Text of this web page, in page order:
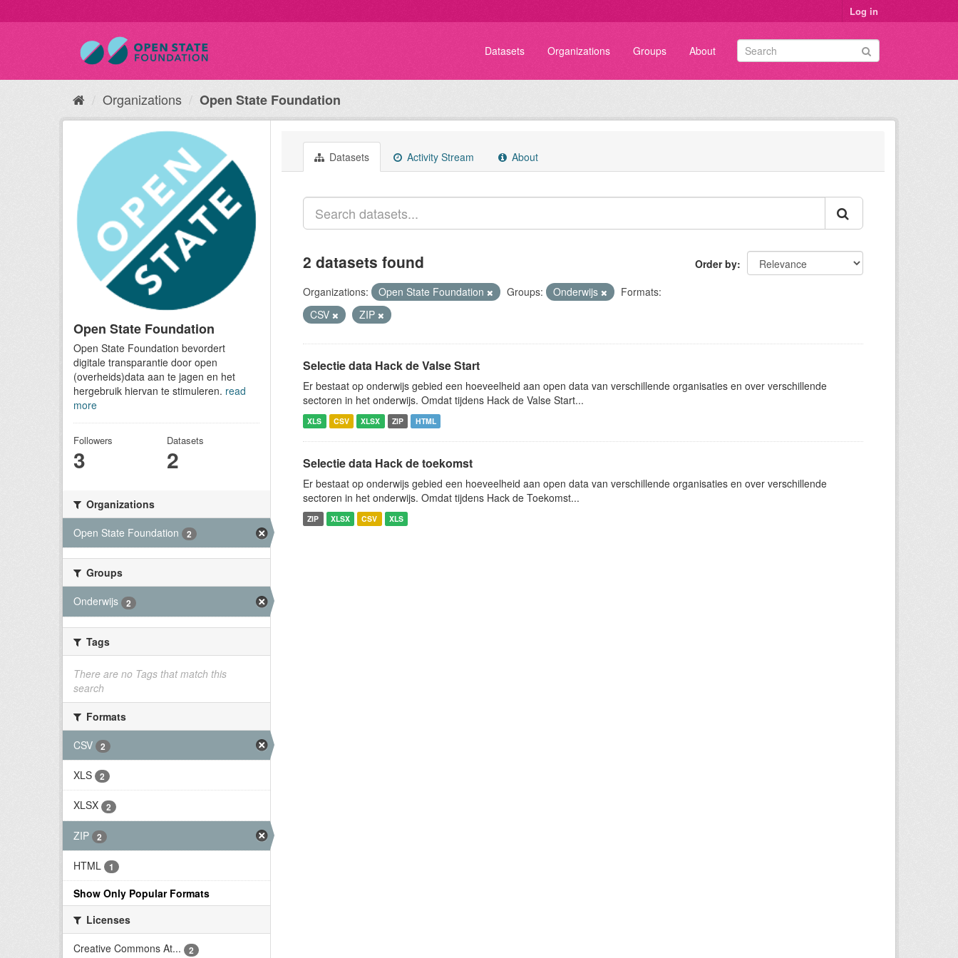
Log in
Datasets Organizations Groups About
Organizations Open State Foundation
Open State Foundation
Open State Foundation bevordert
digitale transparantie door open
(overheids)data aan te jagen en het
hergebruik hiervan te stimuleren. read
more
Followers
3
Datasets
2
Organizations
Open State Foundation
2
Groups
Onderwijs
2
Tags
There are no Tags that match this
search
Formats
CSV
2
XLS 2
XLSX 2
ZIP 2
HTML 1
Show Only Popular Formats
Licenses
Creative Commons At...
2
Datasets Activity Stream About
Order by
2 datasets found
Organizations: Open State Foundation Groups: Onderwijs
Formats:
CSV
ZIP
Selectie data Hack de Valse Start
Er bestaat op onderwijs gebied een hoeveelheid aan open data van verschillende organisaties en over verschillende
sectoren in het onderwijs. Omdat tijdens Hack de Valse Start...
XLS CSV XLSX ZIP HTML
Selectie data Hack de toekomst
Er bestaat op onderwijs gebied een hoeveelheid aan open data van verschillende organisaties en over verschillende
sectoren in het onderwijs. Omdat tijdens Hack de Toekomst...
ZIP XLSX CSV XLS